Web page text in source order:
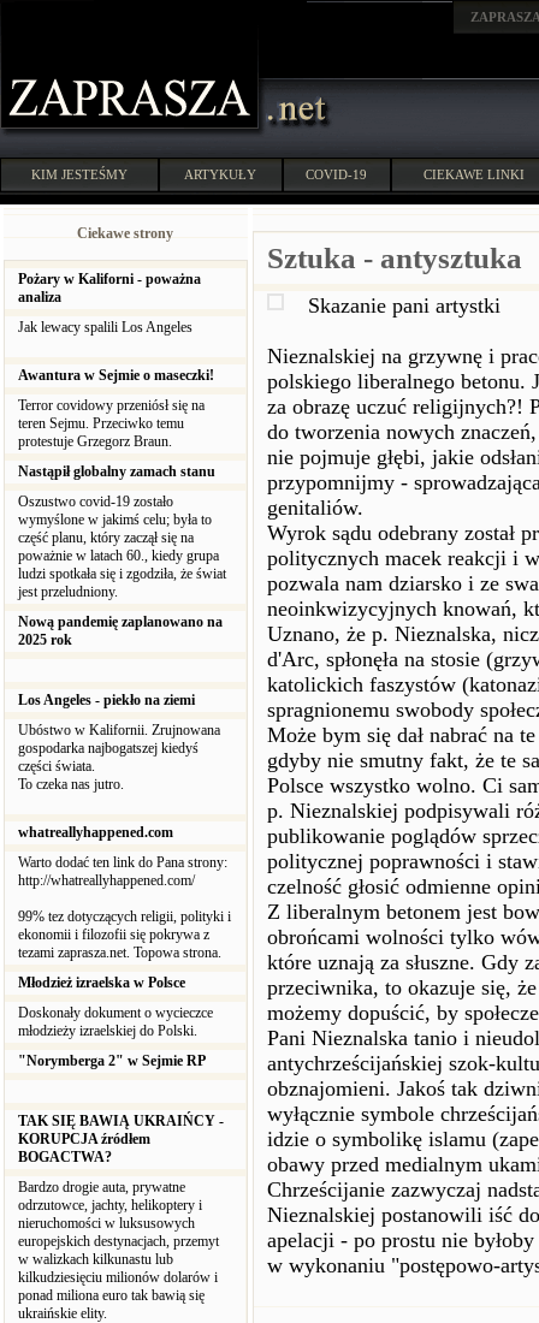
KIM JESTEŚMY ARTYKUŁY COVID-19 CIEKAWE LINKI
Ciekawe strony
Pożary w Kaliforni - poważna
analiza
Jak lewacy spalili Los Angeles
Awantura w Sejmie o maseczki!
Terror covidowy przeniósł się na
teren Sejmu. Przeciwko temu
protestuje Grzegorz Braun.
Nastąpił globalny zamach stanu
Oszustwo covid-19 zostało
wymyślone w jakimś celu; była to
część planu, który zaczął się na
poważnie w latach 60., kiedy grupa
ludzi spotkała się i zgodziła, że świat
jest przeludniony.
Nową pandemię zaplanowano na
2025 rok
Los Angeles - piekło na ziemi
Ubóstwo w Kalifornii. Zrujnowana
gospodarka najbogatszej kiedyś
części świata.
To czeka nas jutro.
whatreallyhappened.com
Warto dodać ten link do Pana strony:
http://whatreallyhappened.com/
99% tez dotyczących religii, polityki i
ekonomii i filozofii się pokrywa z
tezami zaprasza.net. Topowa strona.
Młodzież izraelska w Polsce
Doskonały dokument o wycieczce
młodzieży izraelskiej do Polski.
"Norymberga 2" w Sejmie RP
TAK SIĘ BAWIĄ UKRAIŃCY -
KORUPCJA źródłem
BOGACTWA?
Bardzo drogie auta, prywatne
odrzutowce, jachty, helikoptery i
nieruchomości w luksusowych
europejskich destynacjach, przemyt
w walizkach kilkunastu lub
kilkudziesięciu milionów dolarów i
ponad miliona euro tak bawią się
ukraińskie elity.
Sztuka - antysztuka
Skazanie pani artystki
Nieznalskiej na grzywnę i
polskiego liberalnego betonu.
za obrazę uczuć religijnych?!
do tworzenia nowych
nie pojmuje głębi, jakie
przypomnijmy -
genitaliów.
Wyrok sądu odebrany został
politycznych macek reakcji i
pozwala nam dziarsko i ze
neoinkwizycyjnych knowań,
Uznano, że p. Nieznalska,
d'Arc, spłonęła na stosie
katolickich faszystów
spragnionemu swobody
Może bym się dał nabrać na
gdyby nie smutny fakt, że te
Polsce wszystko wolno. Ci
p. Nieznalskiej podpisywali
publikowanie poglądów
politycznej poprawności i
czelność głosić odmienne
Z liberalnym betonem jest
obrońcami wolności tylko
które uznają za słuszne. Gdy
przeciwnika, to okazuje się,
możemy dopuścić, by
Pani Nieznalska tanio i
antychrześcijańskiej szok-
obznajomieni. Jakoś tak
wyłącznie symbole
idzie o symbolikę islamu
obawy przed medialnym
Chrześcijanie zazwyczaj
Nieznalskiej postanowili iść
apelacji - po prostu nie
w wykonaniu "postępowo-